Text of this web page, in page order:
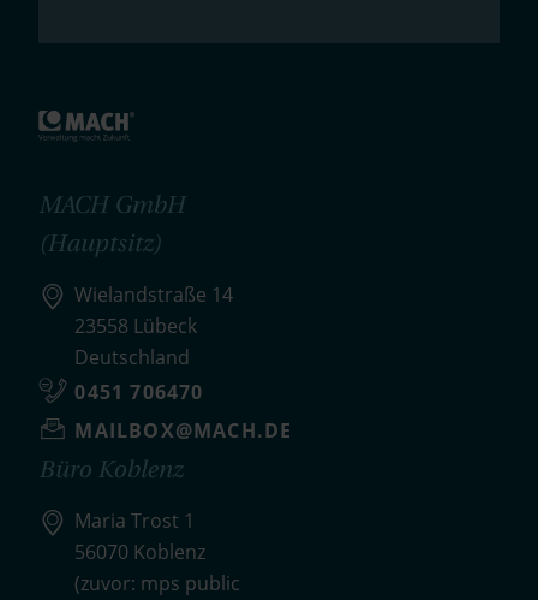
MACH GmbH
(Hauptsitz)
Wielandstraße 14
23558 Lübeck
Deutschland
0451 706470
MAILBOX@MACH.DE
Büro Koblenz
Maria Trost 1
56070 Koblenz
(zuvor: mps public